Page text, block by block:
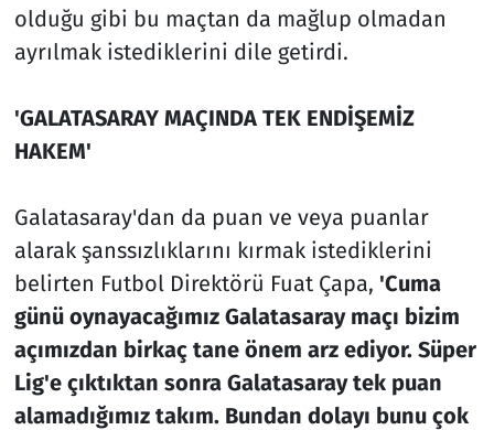
olduğu gibi bu maçtan da mağlup olmadan
ayrılmak istediklerini dile getirdi.
'GALATASARAY MAÇINDA TEK ENDİŞEMİZ
HAKEM'
Galatasaray'dan da puan ve veya puanlar
alarak şanssızlıklarını kırmak istediklerini
belirten Futbol Direktörü Fuat Çapa, 'Cuma
günü oynayacağımız Galatasaray maçı bizim
açımızdan birkaç tane önem arz ediyor. Süper
Lig'e çıktıktan sonra Galatasaray tek puan
alamadığımız takım. Bundan dolayı bunu çok